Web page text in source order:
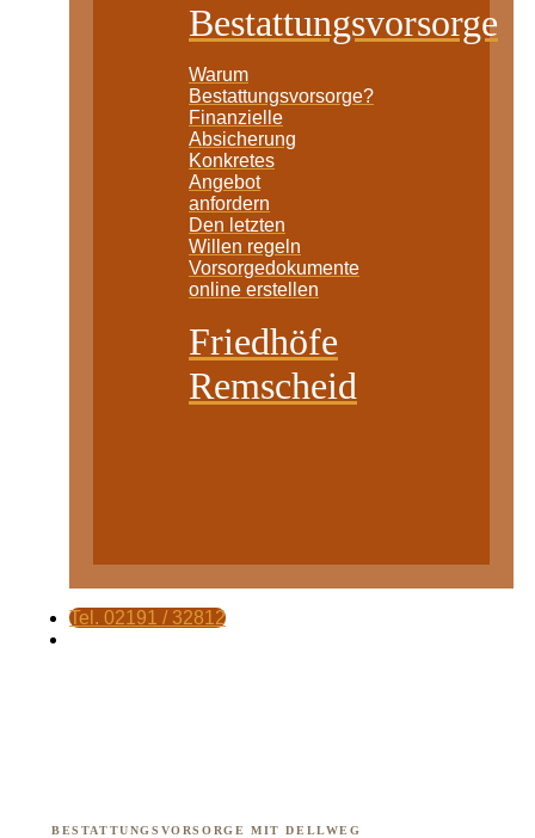
Bestattungsvorsorge
Warum
Bestattungsvorsorge?
Finanzielle
Absicherung
Konkretes
Angebot
anfordern
Den letzten
Willen regeln
Vorsorgedokumente
online erstellen
Friedhöfe
Remscheid
Tel. 02191 / 32812
BESTATTUNGSVORSORGE MIT DELLWEG